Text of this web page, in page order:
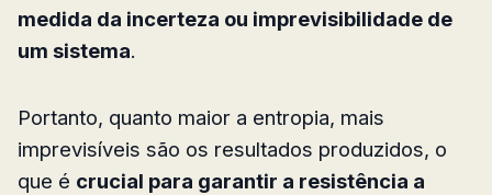
medida da incerteza ou imprevisibilidade de
um sistema.
Portanto, quanto maior a entropia, mais
imprevisíveis são os resultados produzidos, o
que é crucial para garantir a resistência a